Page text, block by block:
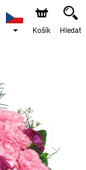
možné
dovolené.
Košík Hledat